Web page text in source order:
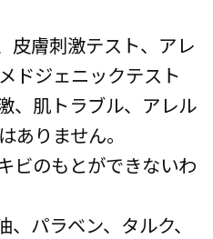
皮膚刺激テスト、アレ
ドジェニックテスト
肌トラブル、アレル
ありません。
のもとができないわ
パラベン、タルク、